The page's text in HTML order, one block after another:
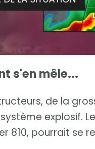
s'en mêle...
de la
explosif.
810, pourrait se